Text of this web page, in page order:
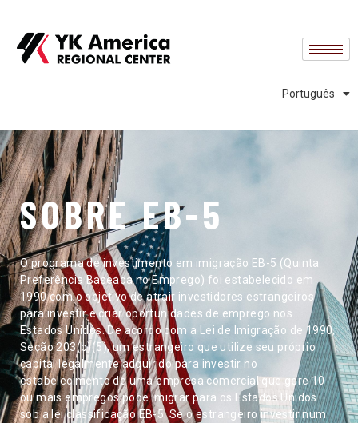
Português
English
中文 (中国)
Español
SOBRE EB-5
O programa de investimento em imigração EB-5 (Quinta
Preferência Baseada no Emprego) foi estabelecido em
1990 com o objetivo de atrair investidores estrangeiros
para investir e criar oportunidades de emprego nos
Estados Unidos. De acordo com a Lei de Imigração de 1990,
Seção 203(b)(5), um estrangeiro que utilize seu próprio
capital legalmente adquirido para investir no
estabelecimento de uma empresa comercial que gere 10
ou mais empregos pode imigrar para os Estados Unidos
sob a lei classificação EB-5. Se o estrangeiro investir num